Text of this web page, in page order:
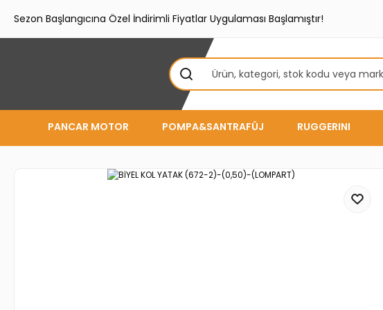
Sezon Başlangıcına Özel İndirimli Fiyatlar Uygulaması Başlamıştır!
PANCAR MOTOR POMPA&SANTRAFÜJ RUGGERINI